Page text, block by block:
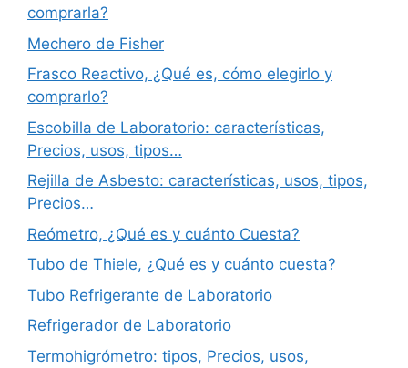
comprarla?
Mechero de Fisher
Frasco Reactivo, ¿Qué es, cómo elegirlo y
comprarlo?
Escobilla de Laboratorio: características,
Precios, usos, tipos…
Rejilla de Asbesto: características, usos, tipos,
Precios…
Reómetro, ¿Qué es y cuánto Cuesta?
Tubo de Thiele, ¿Qué es y cuánto cuesta?
Tubo Refrigerante de Laboratorio
Refrigerador de Laboratorio
Termohigrómetro: tipos, Precios, usos,